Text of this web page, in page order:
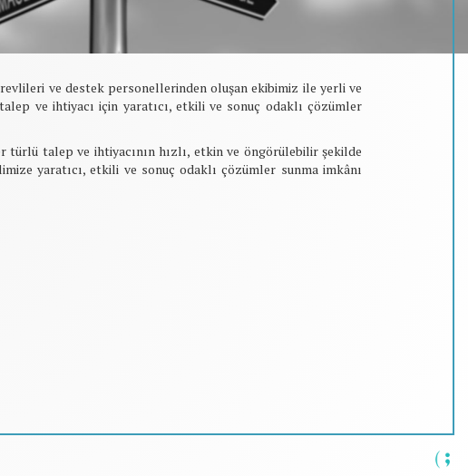
ve destek personellerinden oluşan ekibimiz ile yerli ve
ve ihtiyacı için yaratıcı, etkili ve sonuç odaklı çözümler
türlü talep ve ihtiyacının hızlı, etkin ve öngörülebilir şekilde
yaratıcı, etkili ve sonuç odaklı çözümler sunma imkânı